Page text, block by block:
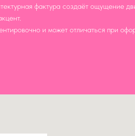
фактура создаёт ощущение
и может отличаться при